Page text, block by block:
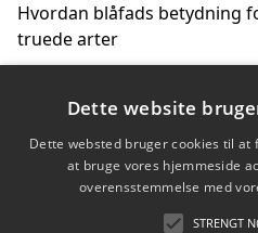
Hvordan blåfads betydning
truede arter
Hvordan kan gaver til unge
Copyright 2026
Dette website
Dette websted bruger cookies til
at bruge vores hjemmeside
overensstemmelse med
STRENGT